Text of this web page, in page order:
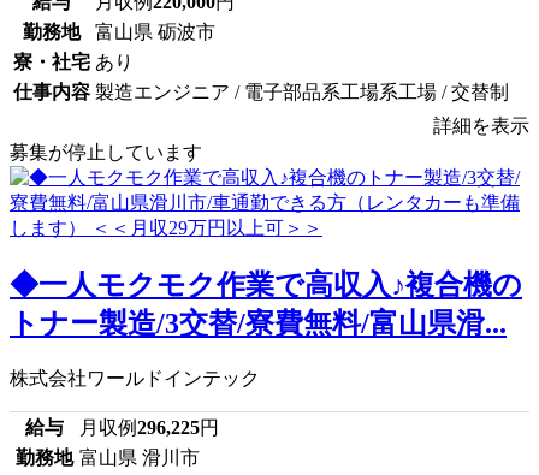
勤務地
富山県 砺波市
寮・社宅 あり
仕事内容 製造エンジニア / 電子部品系工場系工場 / 交替制
詳細を表示
募集が停止しています
◆一人モクモク作業で高収入♪複合機の
トナー製造/3交替/寮費無料/富山県滑...
株式会社ワールドインテック
給与 月収例296,225円
勤務地 富山県 滑川市